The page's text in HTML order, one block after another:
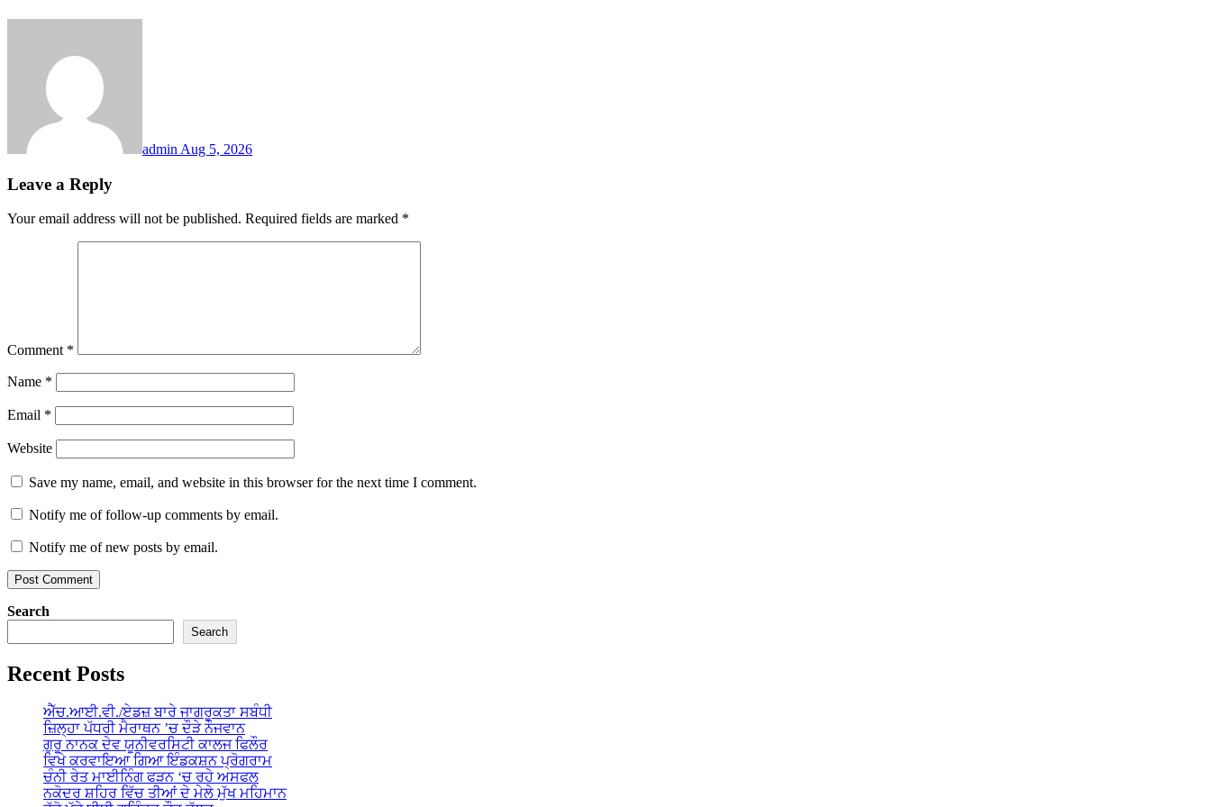
admin Aug 5, 2026
Leave a Reply
Your email address will not be published. Required fields are marked *
Comment *
Name *
Email *
Website
Save my name, email, and website in this browser for the next time I comment.
Notify me of follow-up comments by email.
Notify me of new posts by email.
Search
Search
Recent Posts
ਐੱਚ.ਆਈ.ਵੀ./ਏਡਜ਼ ਬਾਰੇ ਜਾਗਰੂਕਤਾ ਸਬੰਧੀ
ਜ਼ਿਲ੍ਹਾ ਪੱਧਰੀ ਮੈਰਾਥਨ ’ਚ ਦੌੜੇ ਨੌਜਵਾਨ
ਗੁਰੂ ਨਾਨਕ ਦੇਵ ਯੂਨੀਵਰਸਿਟੀ ਕਾਲਜ ਫਿਲੌਰ
ਵਿਖੇ ਕਰਵਾਇਆ ਗਿਆ ਇੰਡਕਸ਼ਨ ਪ੍ਰੋਗਰਾਮ
ਚੰਨੀ ਰੇਤ ਮਾਈਨਿੰਗ ਫੜਨ ‘ਚ ਰਹੇ ਅਸਫਲ
ਨਕੋਦਰ ਸ਼ਹਿਰ ਵਿੱਚ ਤੀਆਂ ਦੇ ਮੇਲੇ ਮੁੱਖ ਮਹਿਮਾਨ